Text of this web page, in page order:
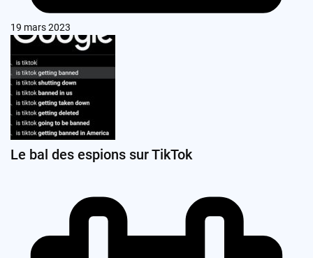
19 mars 2023
Le bal des espions sur TikTok